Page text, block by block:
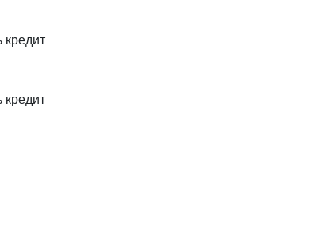
кредит
кредит